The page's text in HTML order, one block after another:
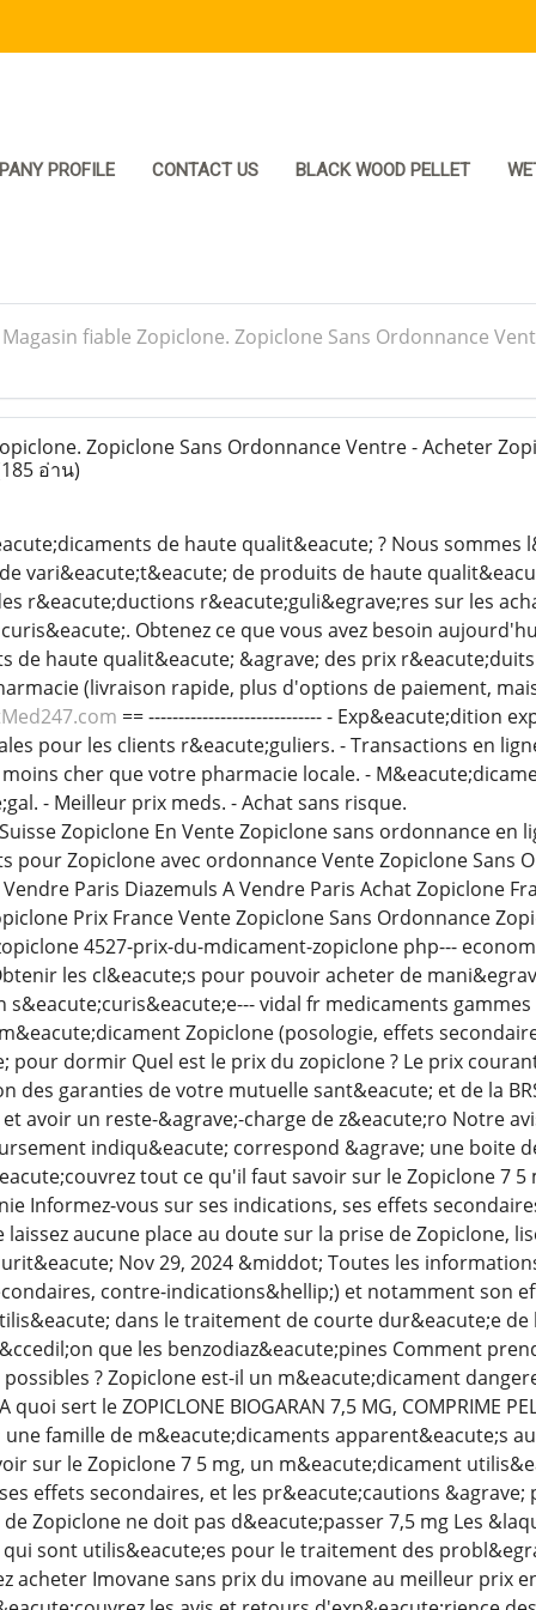
PROFILE CONTACT US BLACK WOOD PELLET
Magasin fiable Zopiclone. Zopiclone Sans Ordonnance
Zopiclone Sans Ordonnance Ventre - Acheter
อ่าน)
de haute qualit&eacute; ? Nous
vari&eacute;t&eacute; de produits de haute
r&eacute;ductions r&eacute;guli&egrave;res sur les
Obtenez ce que vous avez besoin
de haute qualit&eacute; &agrave; des prix
(livraison rapide, plus d'options de paiement,
== ----------------------------- - Exp&eacute;dition
pour les clients r&eacute;guliers. - Transactions en
cher que votre pharmacie locale. -
- Meilleur prix meds. - Achat sans risque.
Zopiclone En Vente Zopiclone sans ordonnance en
pour Zopiclone avec ordonnance Vente Zopiclone Sans
Paris Diazemuls A Vendre Paris Achat Zopiclone
Prix France Vente Zopiclone Sans Ordonnance
4527-prix-du-mdicament-zopiclone php---
les cl&eacute;s pour pouvoir acheter de
s&eacute;curis&eacute;e--- vidal fr medicaments
Zopiclone (posologie, effets
pour dormir Quel est le prix du zopiclone ? Le prix
des garanties de votre mutuelle sant&eacute; et de la
avoir un reste-&agrave;-charge de z&eacute;ro Notre
indiqu&eacute; correspond &agrave; une boite
tout ce qu'il faut savoir sur le Zopiclone 7
Informez-vous sur ses indications, ses effets
aucune place au doute sur la prise de Zopiclone,
Nov 29, 2024 &middot; Toutes les
contre-indications&hellip;) et notamment son
dans le traitement de courte dur&eacute;e
que les benzodiaz&eacute;pines Comment
? Zopiclone est-il un m&eacute;dicament
sert le ZOPICLONE BIOGARAN 7,5 MG, COMPRIME
famille de m&eacute;dicaments apparent&eacute;s
sur le Zopiclone 7 5 mg, un m&eacute;dicament
effets secondaires, et les pr&eacute;cautions
Zopiclone ne doit pas d&eacute;passer 7,5 mg Les
sont utilis&eacute;es pour le traitement des
acheter Imovane sans prix du imovane au meilleur prix